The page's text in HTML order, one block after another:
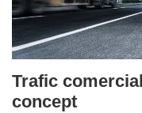
Trafic
concept